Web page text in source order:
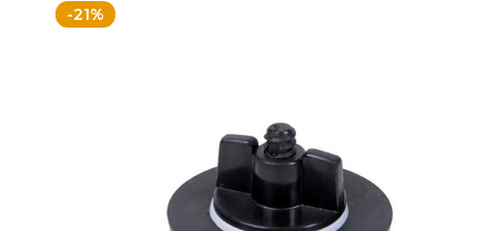
-21%